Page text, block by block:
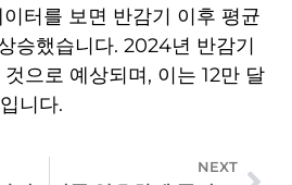
터를 보면 반감기 이후 평균
승했습니다. 2024년 반감기
으로 예상되며, 이는 12만 달
니다.
NEXT